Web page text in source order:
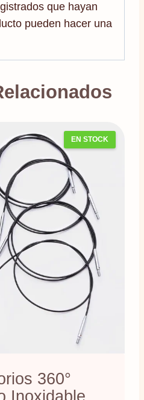
que hayan
pueden hacer una
EN STOCK
360°